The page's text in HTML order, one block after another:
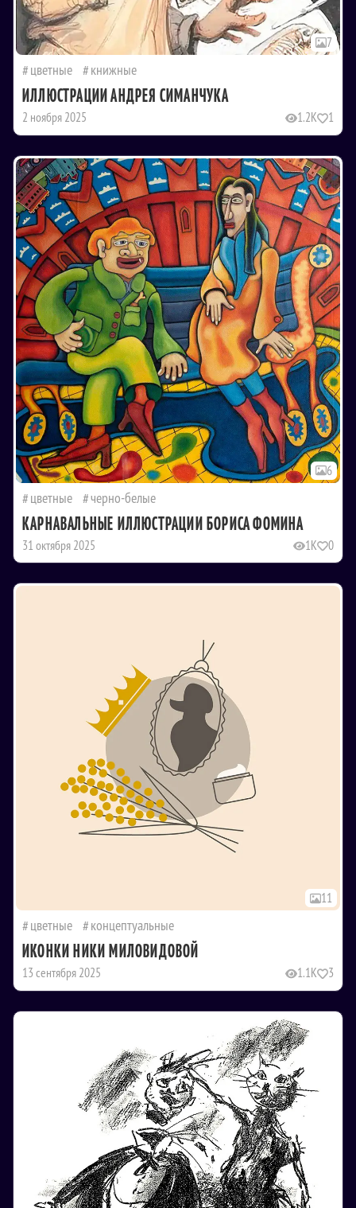
7
цветные книжные
ИЛЛЮСТРАЦИИ АНДРЕЯ СИМАНЧУКА
2 ноября 2025 1.2K 1
6
цветные черно-белые
КАРНАВАЛЬНЫЕ ИЛЛЮСТРАЦИИ БОРИСА ФОМИНА
31 октября 2025 1K 0
11
цветные концептуальные
ИКОНКИ НИКИ МИЛОВИДОВОЙ
13 сентября 2025 1.1K 3